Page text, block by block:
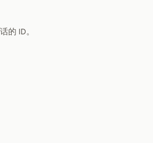
的 ID。